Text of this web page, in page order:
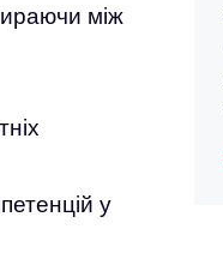
між
у